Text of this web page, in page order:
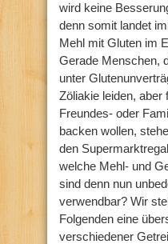
wird keine
denn somit landet
Mehl mit Gluten im
Gerade Menschen,
unter
Zöliakie leiden, aber
Freundes- oder
backen wollen,
den
welche Mehl- und
sind denn nun
verwendbar? Wir
Folgenden eine
verschiedener